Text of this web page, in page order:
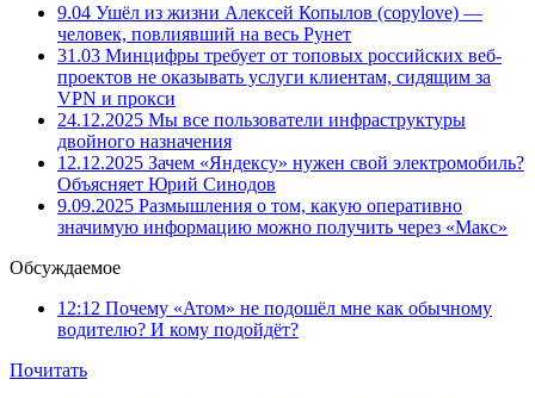
9.04 Ушёл из жизни Алексей Копылов (copylove) —
человек, повлиявший на весь Рунет
31.03 Минцифры требует от топовых российских веб-
проектов не оказывать услуги клиентам, сидящим за
VPN и прокси
24.12.2025 Мы все пользователи инфраструктуры
двойного назначения
12.12.2025 Зачем «Яндексу» нужен свой электромобиль?
Объясняет Юрий Синодов
9.09.2025 Размышления о том, какую оперативно
значимую информацию можно получить через «Макс»
Обсуждаемое
12:12 Почему «Атом» не подошёл мне как обычному
водителю? И кому подойдёт?
Почитать